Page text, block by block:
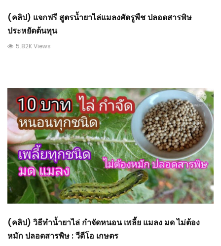
(คลิป) แจกฟรี สูตรน้ำยาไล่แมลงศัตรูพืช ปลอดสารพิษ
ประหยัดต้นทุน
5.82K Views
(คลิป) วิธีทำน้ำยาไล่ กำจัดหนอน เพลี้ย แมลง มด ไม่ต้อง
หมัก ปลอดสารพิษ : วีดีโอ เกษตร